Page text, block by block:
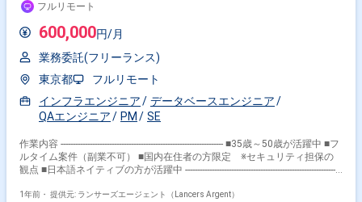
ンド:React,Next.js,TypeScript ・インフラ:AWS,Terraform,Fargate,ECR ・
でプロダクトと向き合いながら開発に従事してきた方 ・採用や技術発信、
ームや事業に対して、建設的なフィードバックを率直に伝えられる方 ・非
連続的な成長や価値提供を成し遂げたいという意欲を持つ方 【その他】
・経営管理領域の難解なDX化にチャレンジできる環境です。 ・チームリ
ーダーやマネージャー、新規事業のプロダクト開発など、キャリアの幅が
広がる機会が多くあります。 ・就業時間 9:30〜18:30（休憩60分）
フルリモート
600,000円/月
業務委託(フリーランス)
東京都
フルリモート
インフラエンジニア
データベースエンジニア
QAエンジニア
PM SE
作業内容 ------------------------------------------------------------------- ■35歳～50歳が活躍中 ■フ
ルタイム案件（副業不可） ■国内在住者の方限定 ※セキュリティ担保の
観点 ■日本語ネイティブの方が活躍中 -----------------------------------------------------------------
の増員募集です。 システム開発において分析・振り返りを実施している
1年前・ 提供元: ランサーズエージェント（Lancers Argent）